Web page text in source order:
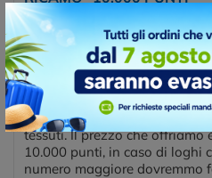
La tecnica di
molto bella, ed è in grado
abbigliamento e lo stile della
indumento ricamato risulta
realizzare un ricamo serve un
file del logo convertendolo in
macchine ricamatrici
tessuti. Il prezzo che offriamo
10.000 punti, in caso di loghi
numero maggiore dovremmo